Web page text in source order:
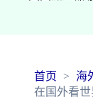
首页
海
在国外看